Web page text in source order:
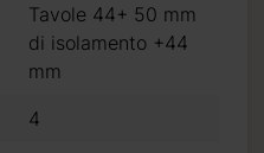
Tavole 44+ 50 mm
di isolamento +44
mm
4